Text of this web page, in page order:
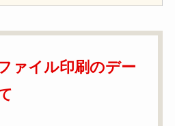
ァイル印刷のデー